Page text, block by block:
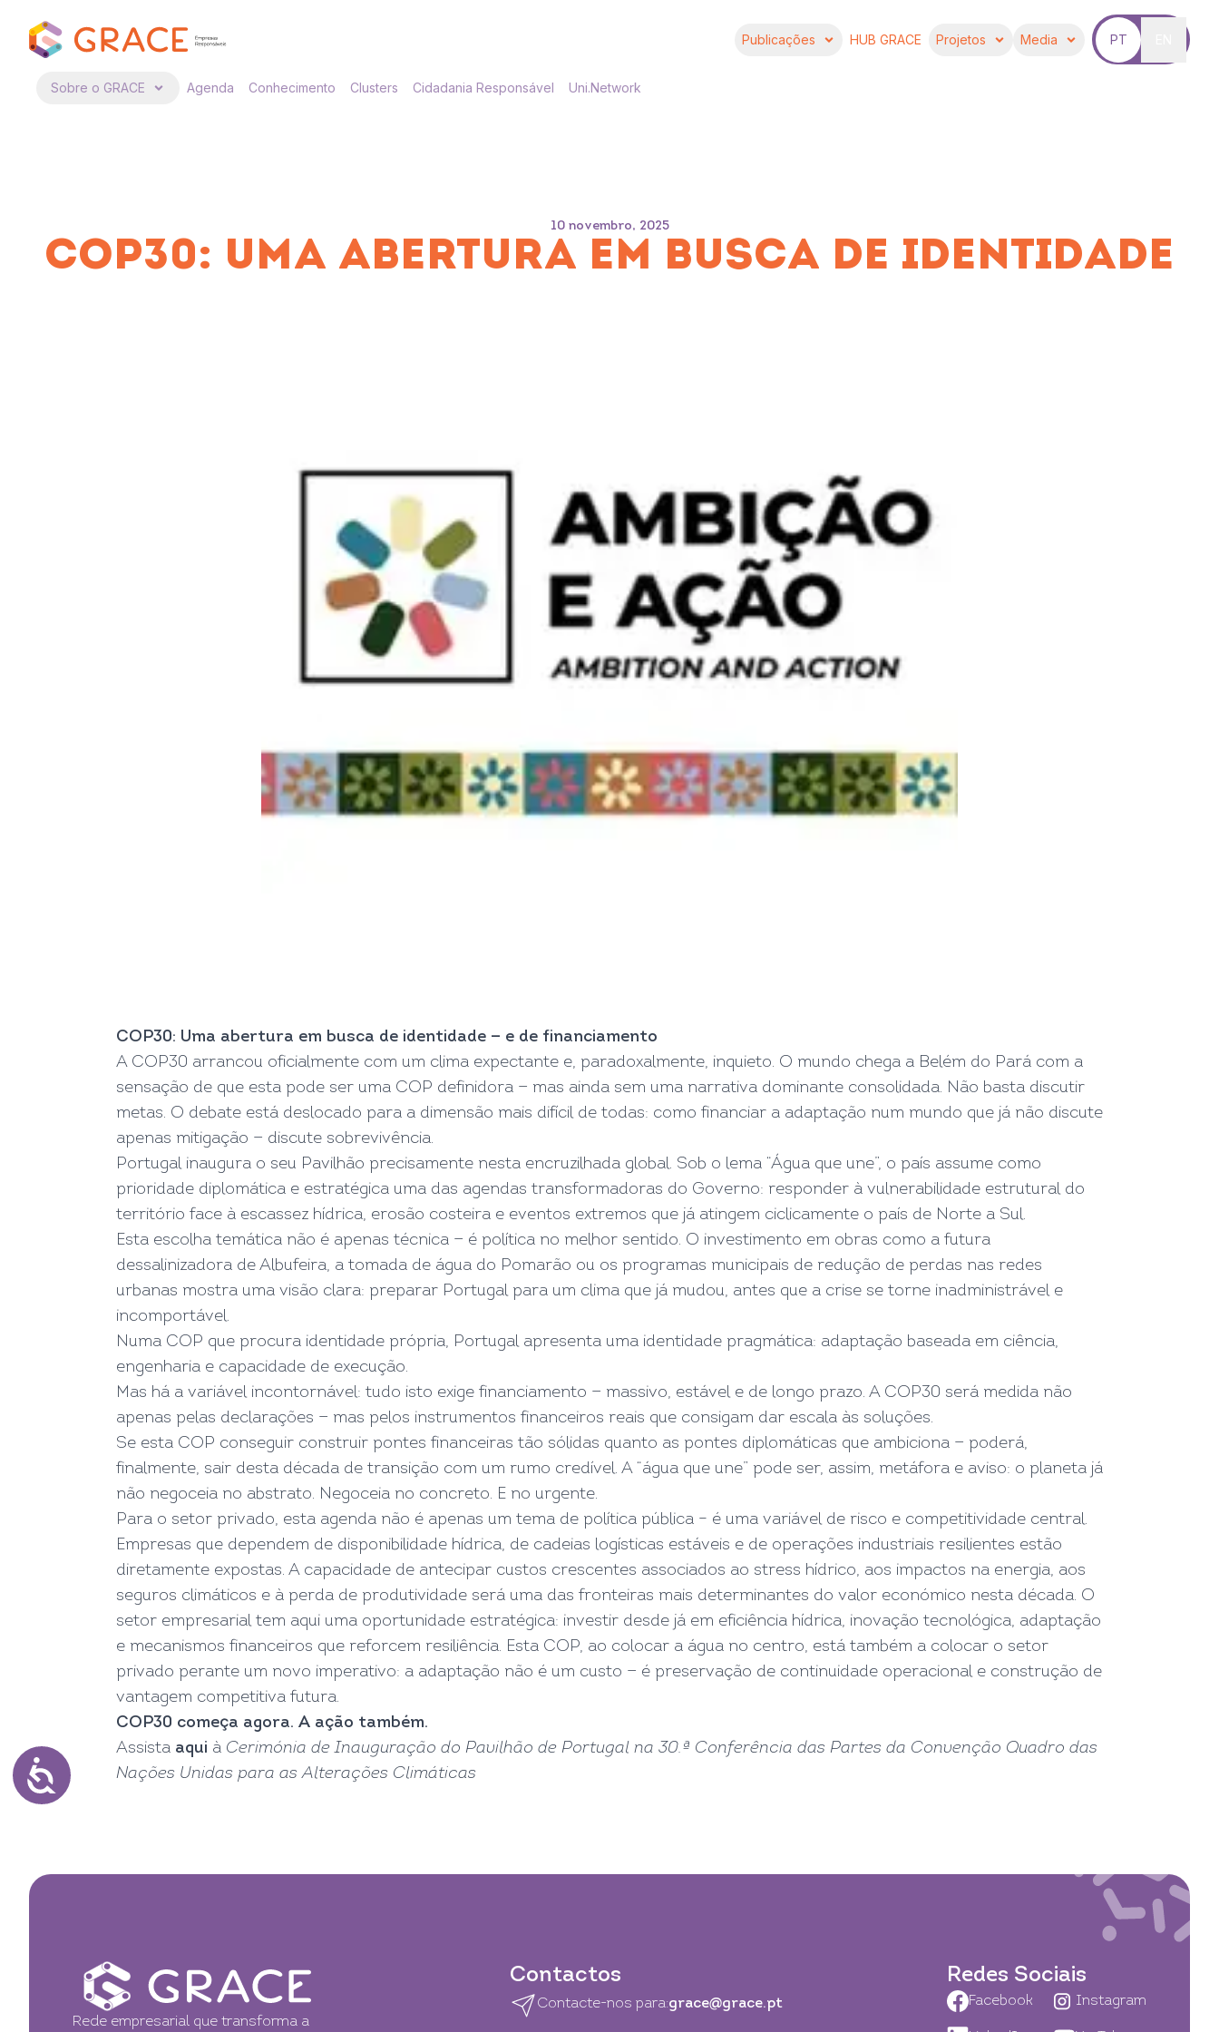
Publicações HUB GRACE Projetos Media PT
Sobre o GRACE Agenda Conhecimento Clusters Cidadania Responsável Uni.Network
10 novembro, 2025
COP30: UMA ABERTURA EM BUSCA DE IDENTIDADE
COP30: Uma abertura em busca de identidade — e de financiamento
A COP30 arrancou oficialmente com um clima expectante e, paradoxalmente, inquieto. O mundo chega a Belém do Pará com a
sensação de que esta pode ser uma COP definidora — mas ainda sem uma narrativa dominante consolidada. Não basta discutir
metas. O debate está deslocado para a dimensão mais difícil de todas: como financiar a adaptação num mundo que já não discute
apenas mitigação — discute sobrevivência.
Portugal inaugura o seu Pavilhão precisamente nesta encruzilhada global. Sob o lema “Água que une”, o país assume como
prioridade diplomática e estratégica uma das agendas transformadoras do Governo: responder à vulnerabilidade estrutural do
território face à escassez hídrica, erosão costeira e eventos extremos que já atingem ciclicamente o país de Norte a Sul.
Esta escolha temática não é apenas técnica — é política no melhor sentido. O investimento em obras como a futura
dessalinizadora de Albufeira, a tomada de água do Pomarão ou os programas municipais de redução de perdas nas redes
urbanas mostra uma visão clara: preparar Portugal para um clima que já mudou, antes que a crise se torne inadministrável e
incomportável.
Numa COP que procura identidade própria, Portugal apresenta uma identidade pragmática: adaptação baseada em ciência,
engenharia e capacidade de execução.
Mas há a variável incontornável: tudo isto exige financiamento — massivo, estável e de longo prazo. A COP30 será medida não
apenas pelas declarações — mas pelos instrumentos financeiros reais que consigam dar escala às soluções.
Se esta COP conseguir construir pontes financeiras tão sólidas quanto as pontes diplomáticas que ambiciona — poderá,
finalmente, sair desta década de transição com um rumo credível. A “água que une” pode ser, assim, metáfora e aviso: o planeta já
não negoceia no abstrato. Negoceia no concreto. E no urgente.
Para o setor privado, esta agenda não é apenas um tema de política pública – é uma variável de risco e competitividade central.
Empresas que dependem de disponibilidade hídrica, de cadeias logísticas estáveis e de operações industriais resilientes estão
diretamente expostas. A capacidade de antecipar custos crescentes associados ao stress hídrico, aos impactos na energia, aos
seguros climáticos e à perda de produtividade será uma das fronteiras mais determinantes do valor económico nesta década. O
setor empresarial tem aqui uma oportunidade estratégica: investir desde já em eficiência hídrica, inovação tecnológica, adaptação
e mecanismos financeiros que reforcem resiliência. Esta COP, ao colocar a água no centro, está também a colocar o setor
privado perante um novo imperativo: a adaptação não é um custo — é preservação de continuidade operacional e construção de
vantagem competitiva futura.
COP30 começa agora. A ação também.
Assista aqui à Cerimónia de Inauguração do Pavilhão de Portugal na 30.ª Conferência das Partes da Convenção Quadro das
Nações Unidas para as Alterações Climáticas
Rede empresarial que transforma a
Contactos
Contacte-nos para:grace@grace.pt
Redes Sociais
Facebook Instagram